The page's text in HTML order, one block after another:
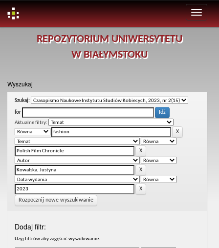
REPOZYTORIUM UNIWERSYTETU
W BIAŁYMSTOKU
Wyszukaj
Szukaj:
for
Aktualne filtry:
Rozpocznij nowe wyszukiwanie
Dodaj filtr:
Uzyj filtrów aby zagęścić wyszukiwanie.